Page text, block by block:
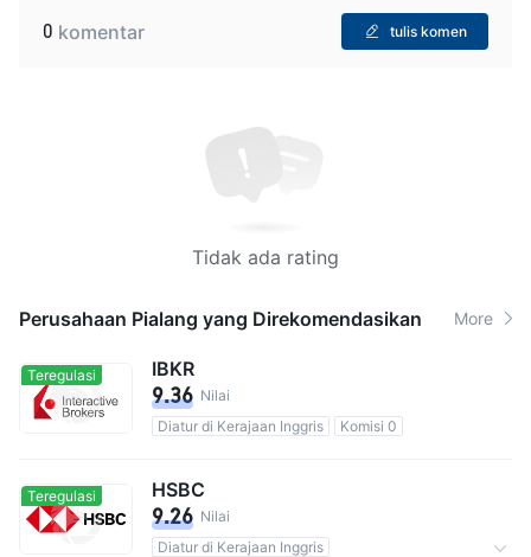
0 komentar tulis komen
Tidak ada rating
Perusahaan Pialang yang Direkomendasikan More
Teregulasi IBKR
9.36 Nilai
Diatur di Kerajaan Inggris
Komisi 0
Teregulasi HSBC
9.26 Nilai
Diatur di Kerajaan Inggris